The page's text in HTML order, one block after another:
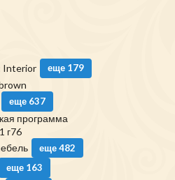
Interior еще 179
еще 637
программа
г76
еще 482
еще 163